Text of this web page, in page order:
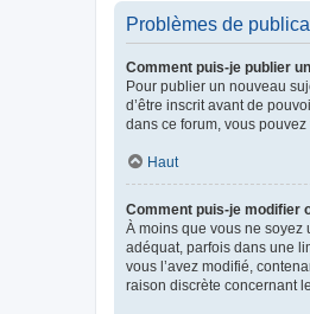
Problèmes de
Comment puis-je publier
Pour publier un nouveau
d’être inscrit avant de
dans ce forum, vous
Haut
Comment puis-je modifier
À moins que vous ne soyez
adéquat, parfois dans une
vous l’avez modifié,
raison discrète concernant